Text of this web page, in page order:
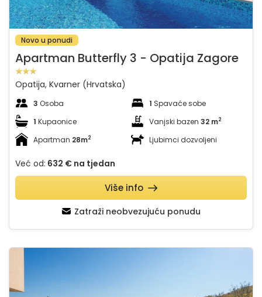
Novo u ponudi
Apartman Butterfly 3 - Opatija Zagore
Opatija, Kvarner (Hrvatska)
3 Osoba 1 Spavaće sobe
1 Kupaonice Vanjski bazen 32 m2
Apartman 28m2 Ljubimci dozvoljeni
Već od: 632 € na tjedan
Zatraži neobvezujuću ponudu
Više info